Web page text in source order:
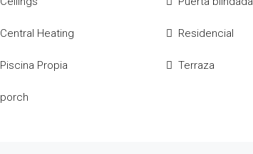
Central Heating
Piscina Propia
porch
Residencial
Terraza